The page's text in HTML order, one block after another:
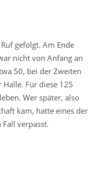
gefolgt. Am Ende
nicht von Anfang an
50, bei der Zweiten
Für diese 125
Wer später, also
kam, hatte eines der
verpasst.